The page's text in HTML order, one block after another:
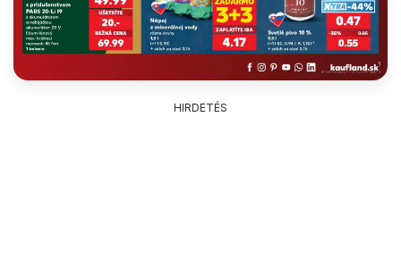
HIRDETÉS